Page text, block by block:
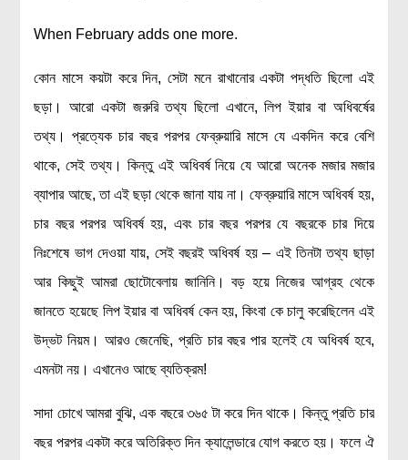
বায়োটেকনোলজি
দৈনন্দিন জীবনে বিজ্ঞানের প্রয়োগ
মহাকাশ বিজ্ঞান
সামাজিক বিজ্ঞান
অর্থনীতি
রাষ্ট্রবিজ্ঞান
বিজ্ঞানীদের কথা
When February adds one more.
কোন মাসে কয়টা করে দিন, সেটা মনে রাখানোর একটা পদ্ধতি ছিলো এই
ছড়া। আরো একটা জরুরি তথ্য ছিলো এখানে, লিপ ইয়ার বা অধিবর্ষের
তথ্য। প্রত্যেক চার বছর পরপর ফেব্রুয়ারি মাসে যে একদিন করে বেশি
থাকে, সেই তথ্য। কিন্তু এই অধিবর্ষ নিয়ে যে আরো অনেক মজার মজার
ব্যাপার আছে, তা এই ছড়া থেকে জানা যায় না। ফেব্রুয়ারি মাসে অধিবর্ষ হয়,
চার বছর পরপর অধিবর্ষ হয়, এবং চার বছর পরপর যে বছরকে চার দিয়ে
নিঃশেষে ভাগ দেওয়া যায়, সেই বছরই অধিবর্ষ হয় – এই তিনটা তথ্য ছাড়া
আর কিছুই আমরা ছোটোবেলায় জানিনি। বড় হয়ে নিজের আগ্রহ থেকে
জানতে হয়েছে লিপ ইয়ার বা অধিবর্ষ কেন হয়, কিংবা কে চালু করেছিলেন এই
উদ্ভট নিয়ম। আরও জেনেছি, প্রতি চার বছর পার হলেই যে অধিবর্ষ হবে,
এমনটা নয়। এখানেও আছে ব্যতিক্রম!
সাদা চোখে আমরা বুঝি, এক বছরে ৩৬৫ টা করে দিন থাকে। কিন্তু প্রতি চার
বছর পরপর একটা করে অতিরিক্ত দিন ক্যালেন্ডারে যোগ করতে হয়। ফলে ঐ